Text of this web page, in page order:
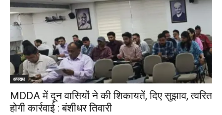
अपराध
MDDA में दून वासियों ने की शिकायतें, दिए सुझाव, त्वरित
होगी कार्रवाई : बंशीधर तिवारी